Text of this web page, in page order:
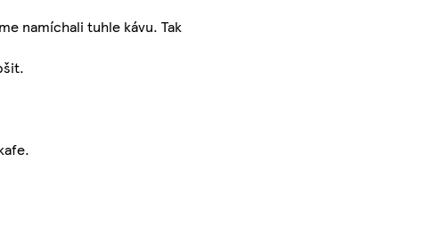
namíchali tuhle kávu. Tak